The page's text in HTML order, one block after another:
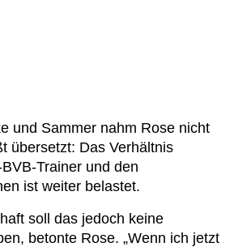
und Sammer nahm Rose nicht
übersetzt: Das Verhältnis
Trainer und den
ist weiter belastet.
soll das jedoch keine
betonte Rose. „Wenn ich jetzt